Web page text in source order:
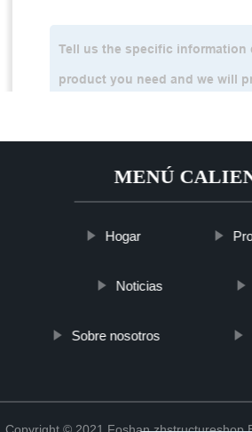
MENÚ
Hogar
Noticias
Sobre nosotros
Copyright © 2021 Foshan zhstructureshop